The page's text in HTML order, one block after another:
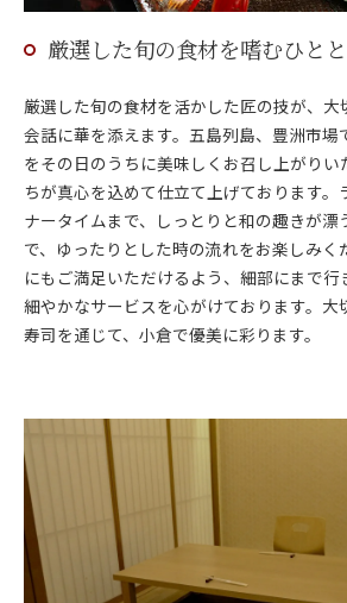
厳選した旬の食材を嗜むひと
厳選した旬の食材を活かした匠の技が、大
会話に華を添えます。五島列島、豊洲市場
をその日のうちに美味しくお召し上がり
ちが真心を込めて仕立て上げております。
ナータイムまで、しっとりと和の趣きが漂
で、ゆったりとした時の流れをお楽しみく
にもご満足いただけるよう、細部にまで行
細やかなサービスを心がけております。大
寿司を通じて、小倉で優美に彩ります。